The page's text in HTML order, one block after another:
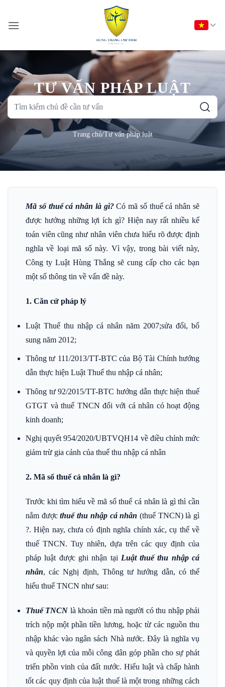
nội
TƯ VẤN PHÁP LUẬT
Tìm
chủ
đề
tư
Trang chủ/Tư vấn pháp luật
Mã số thuế cá nhân là gì?Có mã số thuế cá nhân sẽ
được hưởng những lợi ích gì? Hiện nay rất nhiều kế
toán viên cũng như nhân viên chưa hiểu rõ được định
nghĩa về loại mã số này. Vì vậy, trong bài viết này,
Công ty Luật Hùng Thắng sẽ cung cấp cho các bạn
một số thông tin về vấn đề này.
1. Căn cứ pháp lý
Luật Thuế thu nhập cá nhân năm 2007;sửa đổi, bổ
sung năm 2012;
Thông tư 111/2013/TT-BTC của Bộ Tài Chính hướng
dẫn thực hiện Luật Thuế thu nhập cá nhân;
Thông tư 92/2015/TT-BTC hướng dẫn thực hiện thuế
GTGT và thuế TNCN đối với cá nhân có hoạt động
kinh doanh;
Nghị quyết 954/2020/UBTVQH14 về điều chỉnh mức
giảm trừ gia cảnh của thuế thu nhập cá nhân
2. Mã số thuế cá nhân là gì?
Trước khi tìm hiểu về mã số thuế cá nhân là gì thì cần
nắm đượcthuế thu nhập cá nhân (thuế TNCN) là gì
?. Hiện nay, chưa có định nghĩa chính xác, cụ thể về
thuế TNCN. Tuy nhiên, dựa trên các quy định của
pháp luật được ghi nhận tại Luật thuế thu nhập cá
nhân, các Nghị định, Thông tư hướng dẫn, có thể
hiểu thuế TNCN như sau:
Thuế TNCN là khoản tiền mà người có thu nhập phải
trích nộp một phần tiền lương, hoặc từ các nguồn thu
nhập khác vào ngân sách Nhà nước. Đây là nghĩa vụ
và quyền lợi của mỗi công dân góp phần cho sự phát
triển phồn vinh của đất nước. Hiểu luật và chấp hành
tốt các quy định của luật thuế là một trong những cách